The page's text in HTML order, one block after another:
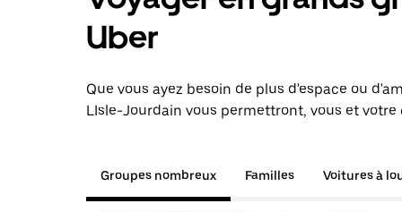
Uber
Que vous ayez besoin de plus d'espace ou
LIsle-Jourdain vous permettront, vous et
Groupes nombreux Familles Voitures à